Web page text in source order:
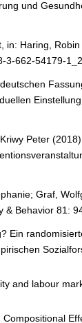
und
in: Haring,
3-662-54179-
Peter (2018)
Graf,
& Behavior 81:
Ein
and labour